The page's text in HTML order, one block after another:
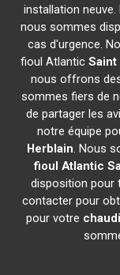
installation
nous sommes
cas d'urgence.
fioul AtlanticSaint
nous offrons
sommes fiers de
de partager les
notre équipe
Herblain. Nous
fioul Atlantic
disposition pour
contacter pour
pour votre